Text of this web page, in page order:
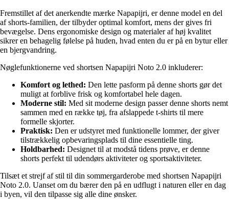
Fremstillet af det anerkendte mærke Napapijri, er denne model en del
af shorts-familien, der tilbyder optimal komfort, mens der gives fri
bevægelse. Dens ergonomiske design og materialer af høj kvalitet
sikrer en behagelig følelse på huden, hvad enten du er på en bytur eller
en bjergvandring.
Nøglefunktionerne ved shortsen Napapijri Noto 2.0 inkluderer:
Komfort og lethed: Den lette pasform på denne shorts gør det
muligt at forblive frisk og komfortabel hele dagen.
Moderne stil: Med sit moderne design passer denne shorts nemt
sammen med en række tøj, fra afslappede t-shirts til mere
formelle skjorter.
Praktisk: Den er udstyret med funktionelle lommer, der giver
tilstrækkelig opbevaringsplads til dine essentielle ting.
Holdbarhed: Designet til at modstå tidens prøve, er denne
shorts perfekt til udendørs aktiviteter og sportsaktiviteter.
Tilsæt et strejf af stil til din sommergarderobe med shortsen Napapijri
Noto 2.0. Uanset om du bærer den på en udflugt i naturen eller en dag
i byen, vil den tilpasse sig alle dine ønsker.